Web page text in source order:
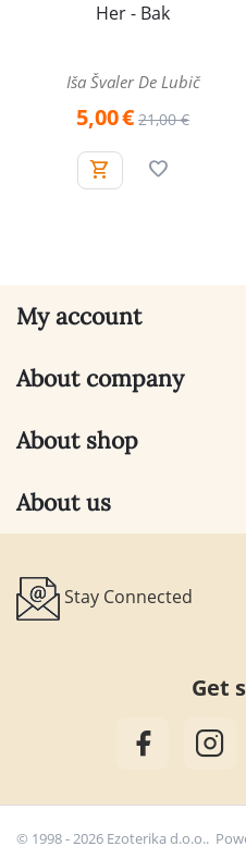
Her - Bak
Iša Švaler De Lubič
5,00€ 21,00 €
My account
About company
About shop
About us
Stay Connected
Get
© 1998 - 2026 Ezoterika d.o.o..